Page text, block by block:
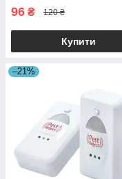
96 ₴ 120 ₴
Купити
–21%